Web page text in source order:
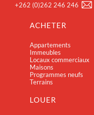
+262 (0)262 246 246
ACHETER
Appartements
Immeubles
Locaux commerciaux
Maisons
Programmes neufs
Terrains
LOUER